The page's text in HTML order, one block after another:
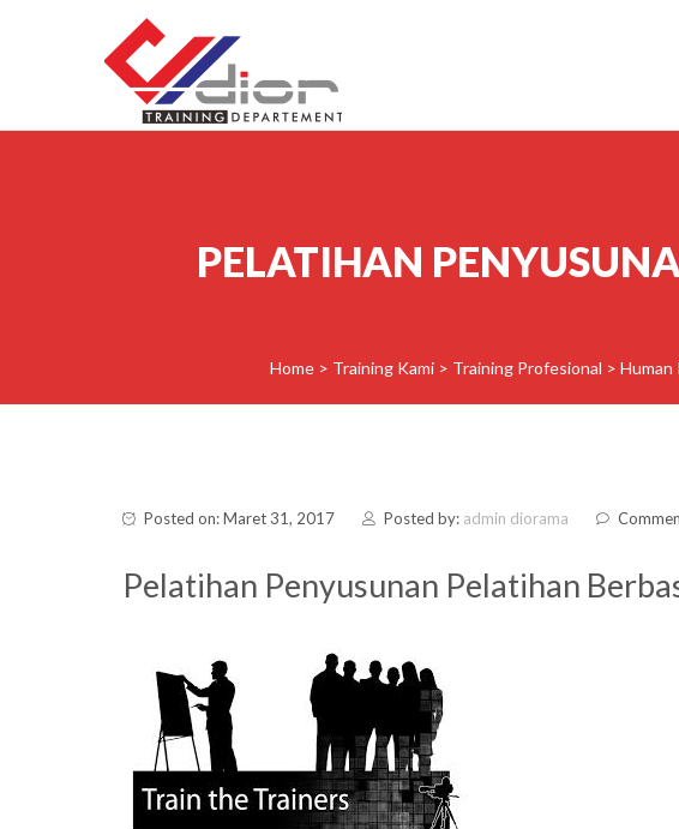
PELATIHAN
Home > Training Kami > Training Profesional > Human
Posted on: Maret 31, 2017 Posted by: admin diorama
Pelatihan Penyusunan Pelatihan